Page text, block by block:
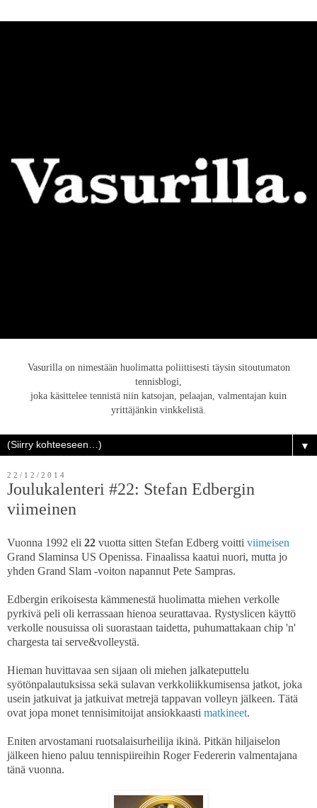
Vasurilla on nimestään huolimatta poliittisesti täysin sitoutumaton
tennisblogi,
joka käsittelee tennistä niin katsojan, pelaajan, valmentajan kuin
yrittäjänkin vinkkelistä.
▼
22/12/2014
Joulukalenteri #22: Stefan Edbergin
viimeinen
Vuonna 1992 eli 22 vuotta sitten Stefan Edberg voitti viimeisen
Grand Slaminsa US Openissa. Finaalissa kaatui nuori, mutta jo
yhden Grand Slam -voiton napannut Pete Sampras.
Edbergin erikoisesta kämmenestä huolimatta miehen verkolle
pyrkivä peli oli kerrassaan hienoa seurattavaa. Rystyslicen käyttö
verkolle nousuissa oli suorastaan taidetta, puhumattakaan chip 'n'
chargesta tai serve&volleystä.
Hieman huvittavaa sen sijaan oli miehen jalkateputtelu
syötönpalautuksissa sekä sulavan verkkoliikkumisensa jatkot, joka
usein jatkuivat ja jatkuivat metrejä tappavan volleyn jälkeen. Tätä
ovat jopa monet tennisimitoijat ansiokkaasti matkineet.
Eniten arvostamani ruotsalaisurheilija ikinä. Pitkän hiljaiselon
jälkeen hieno paluu tennispiireihin Roger Federerin valmentajana
tänä vuonna.